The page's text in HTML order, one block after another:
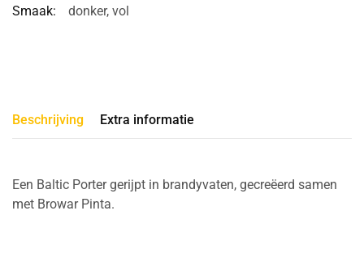
Smaak:
donker, vol
Beschrijving Extra informatie
Een Baltic Porter gerijpt in brandyvaten, gecreëerd samen
met Browar Pinta.